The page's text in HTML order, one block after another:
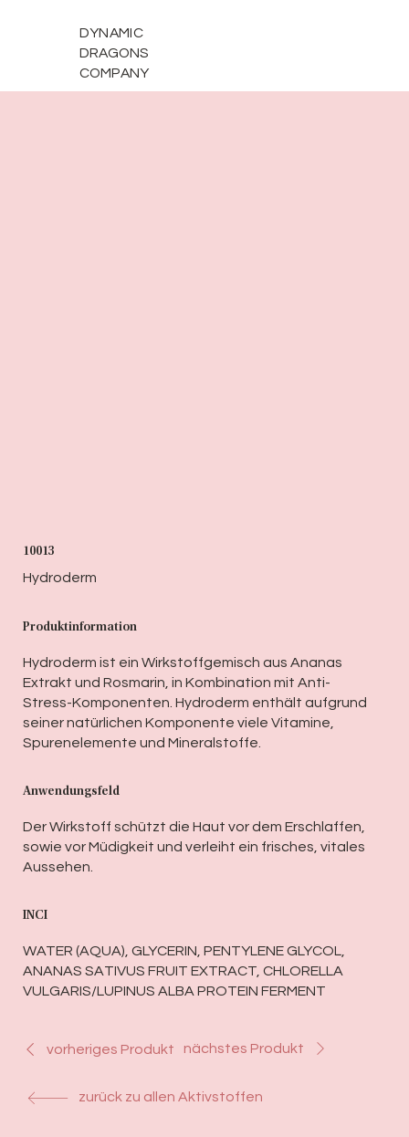
DYNAMIC
DRAGONS
COMPANY
zurück zu allen Aktivstoffen
vorheriges Produkt nächstes Produkt
10013
Hydroderm
Produktinformation
Hydroderm ist ein Wirkstoffgemisch aus Ananas
Extrakt und Rosmarin, in Kombination mit Anti-
Stress-Komponenten. Hydroderm enthält aufgrund
seiner natürlichen Komponente viele Vitamine,
Spurenelemente und Mineralstoffe.
Anwendungsfeld
Der Wirkstoff schützt die Haut vor dem Erschlaffen,
sowie vor Müdigkeit und verleiht ein frisches, vitales
Aussehen.
INCI
WATER (AQUA), GLYCERIN, PENTYLENE GLYCOL,
ANANAS SATIVUS FRUIT EXTRACT, CHLORELLA
VULGARIS/LUPINUS ALBA PROTEIN FERMENT